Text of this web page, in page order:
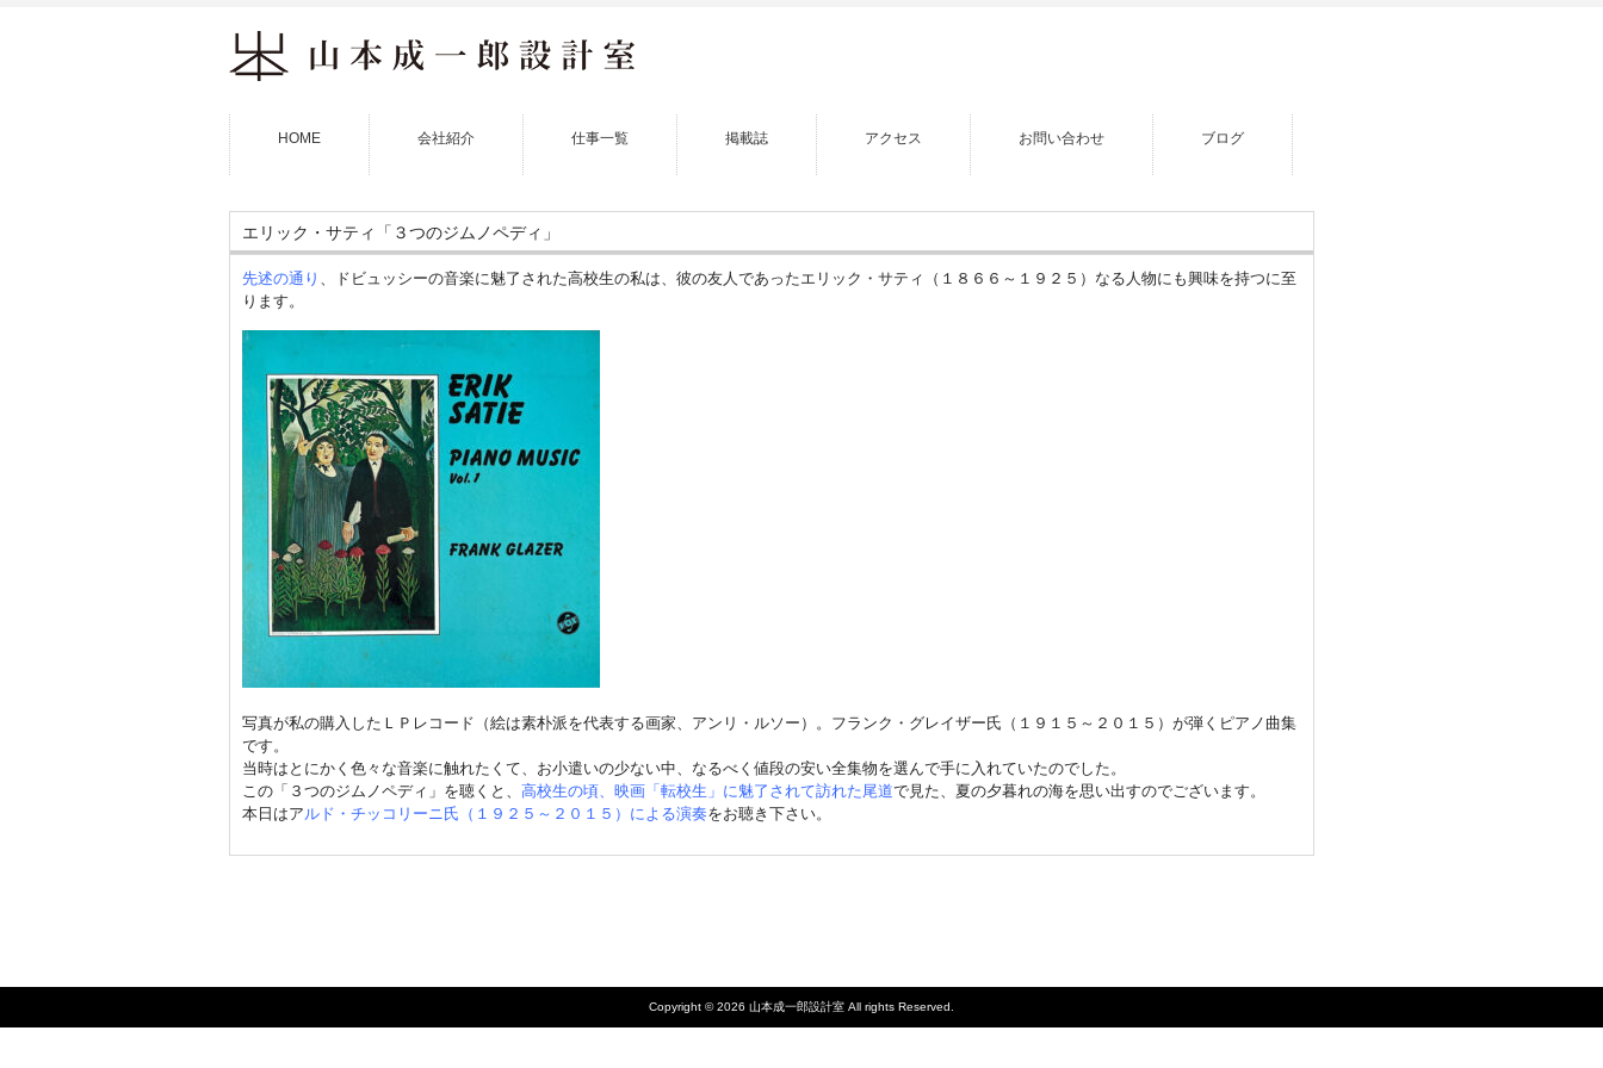
HOME 会社紹介 仕事一覧 掲載誌 アクセス お問い合わせ ブログ
エリック・サティ「３つのジムノペディ」
先述の通り 、ドビュッシーの音楽に魅了された高校生の私は、彼の友人であったエリック・サティ（１８６６～１９２５）なる人物にも興味を持つに至
ります。
写真が私の購入したＬＰレコード（絵は素朴派を代表する画家、アンリ・ルソー）。フランク・グレイザー氏（１９１５～２０１５）が弾くピアノ曲集
です。
当時はとにかく色々な音楽に触れたくて、お小遣いの少ない中、なるべく値段の安い全集物を選んで手に入れていたのでした。
この「３つのジムノペディ」を聴くと、 高校生の頃、映画「転校生」に魅了されて訪れた尾道で見た、夏の夕暮れの海を思い出すのでございます。
本日はアルド・チッコリーニ氏（１９２５～２０１５）による演奏をお聴き下さい。
Copyright © 2026 山本成一郎設計室 All rights Reserved.